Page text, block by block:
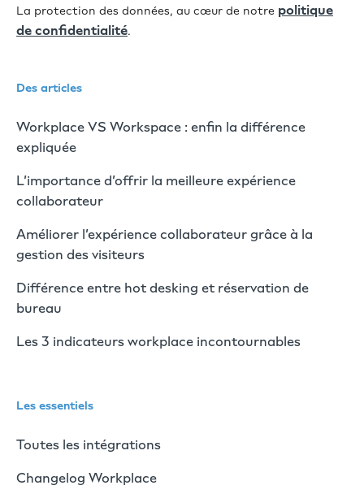
La protection des données, au cœur de notre politique
de confidentialité.
Des articles
Workplace VS Workspace : enfin la différence
expliquée
L’importance d’offrir la meilleure expérience
collaborateur
Améliorer l’expérience collaborateur grâce à la
gestion des visiteurs
Différence entre hot desking et réservation de
bureau
Les 3 indicateurs workplace incontournables
Les essentiels
Toutes les intégrations
Changelog Workplace